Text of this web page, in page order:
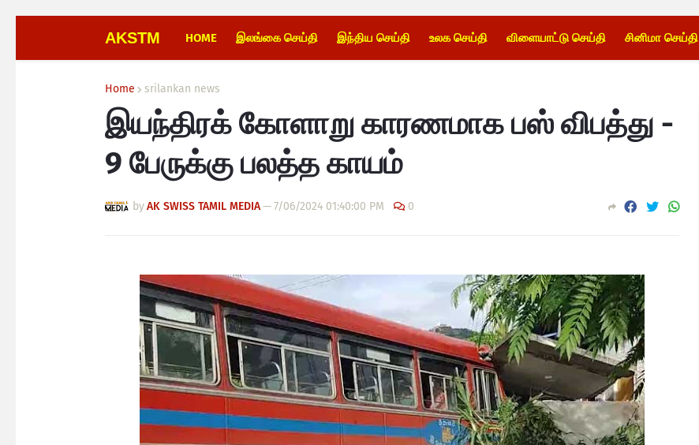
AKSTM HOME இலங்கை செய்தி இந்திய செய்தி உலக செய்தி விளையாட்டு செய்தி சினிமா செய்தி
Home srilankan news
இயந்திரக் கோளாறு காரணமாக பஸ் விபத்து -
9 பேருக்கு பலத்த காயம்
byAK SWISS TAMIL MEDIA—7/06/2024 01:40:00 PM 0